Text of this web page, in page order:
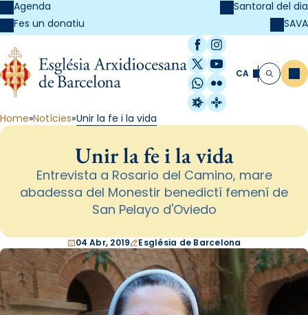
Agenda
Fes un donatiu
Santoral del dia
SAVA
Facebook
Instagram
X / Twitter
YouTube
WhatsApp
Flickr
Radio Estel
Catalunya
CA Cerca
Home Notícies Unir la fe i la vida
Unir la fe i la vida
Entrevista a Rosario del Camino, mare
abadessa del Monestir benedictí femení de
San Pelayo d'Oviedo
04 Abr, 2019 Església de Barcelona